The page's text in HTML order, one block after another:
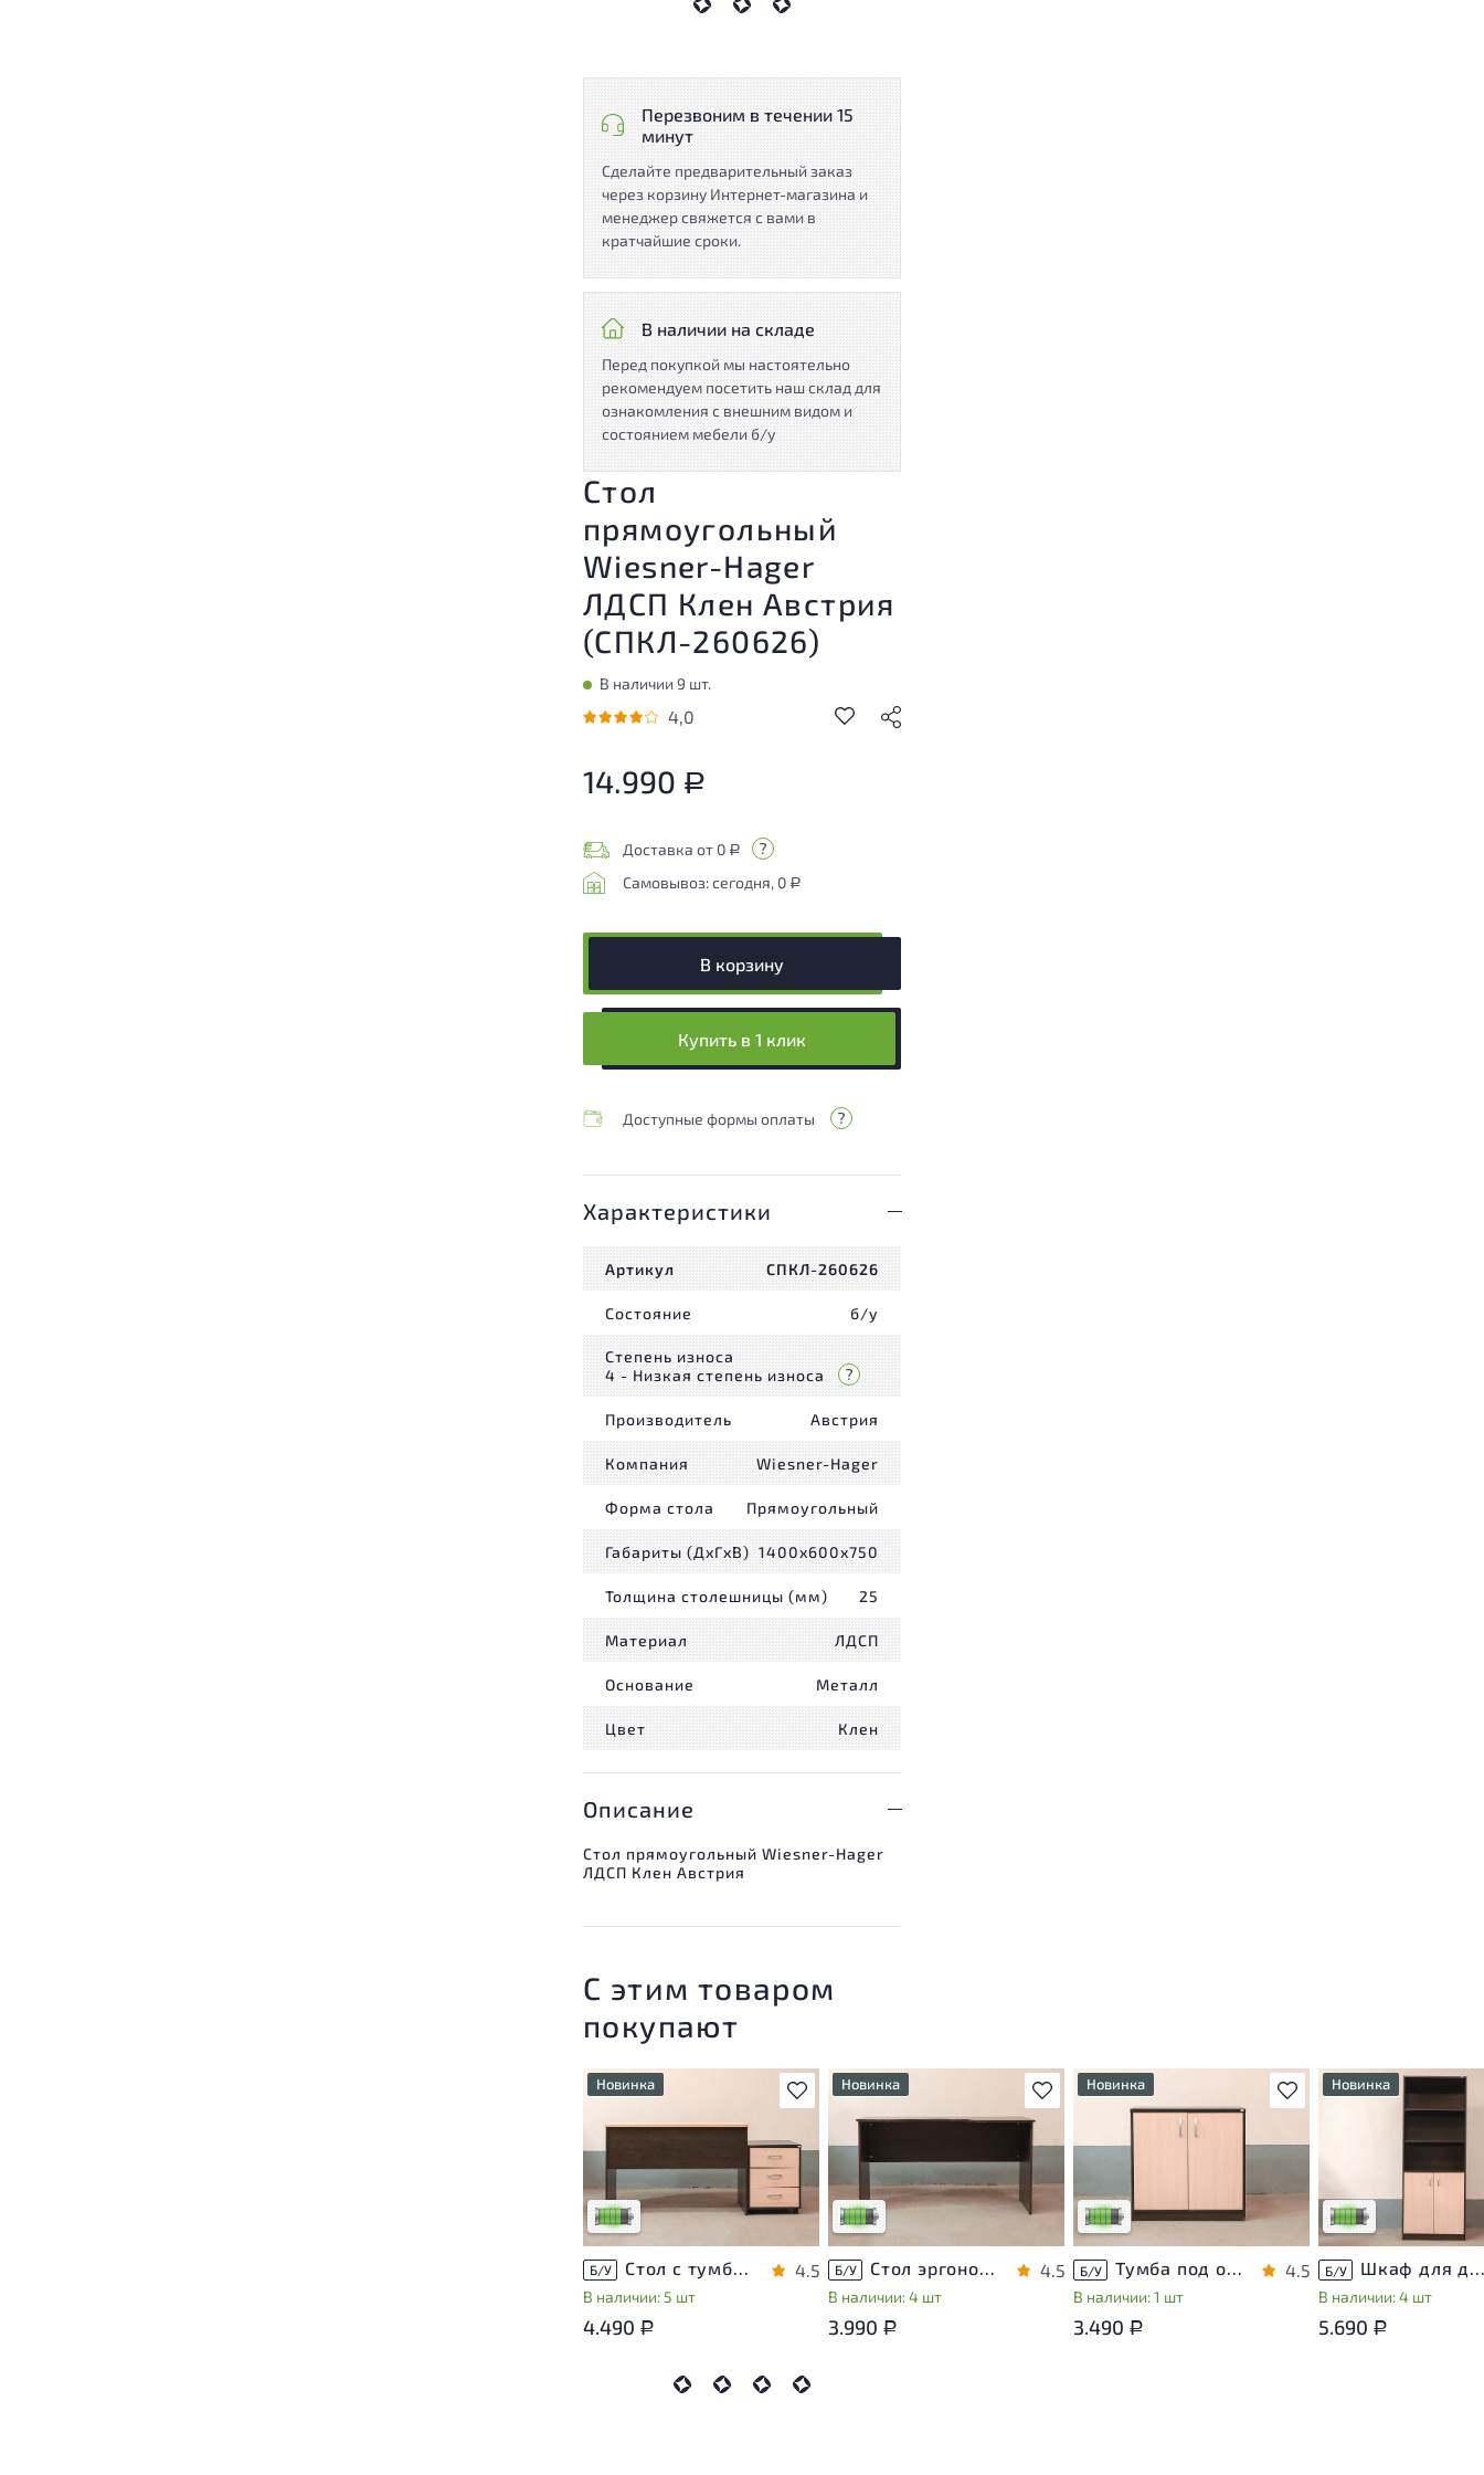
Перезвоним в течении 15
минут
Сделайте предварительный заказ
через корзину Интернет-магазина и
менеджер свяжется с вами в
кратчайшие сроки.
В наличии на складе
Перед покупкой мы настоятельно
рекомендуем посетить наш склад для
ознакомления с внешним видом и
состоянием мебели б/у
Стол
прямоугольный
Wiesner-Hager
ЛДСП Клен Австрия
(СПКЛ-260626)
В наличии 9 шт.
4,0
14.990 Р
Доставка от 0 Р
Самовывоз: сегодня, 0 Р
В корзину
Купить в 1 клик
Доступные формы оплаты
Характеристики
Артикул СПКЛ-260626
Состояние б/у
Степень износа
4 - Низкая степень износа
Производитель Австрия
Компания Wiesner-Hager
Форма стола Прямоугольный
Габариты (ДxГxВ) 1400x600x750
Толщина столешницы (мм) 25
Материал ЛДСП
Основание Металл
Цвет Клен
Описание
Стол прямоугольный Wiesner-Hager
ЛДСП Клен Австрия
С этим товаром
покупают
В избранное
Новинка
незначительные следы
эксплуатации, не влияющие
использования
Низкая степень износа
Б/У
В наличии: 5 шт
4.5
4.490 Р
В избранное
Новинка
У товара присутствуют
незначительные следы
эксплуатации, не влияющие
на удобство его
использования
Низкая степень износа
Б/У
В наличии: 4 шт
4.5
3.990 Р
В избранное
Новинка
У товара присутствуют
незначительные следы
эксплуатации, не влияющие
на удобство его
Низкая степень износа
Б/У Тумба под оргтехнику ЛДСП Венге
В наличии: 1 шт
4.5
3.490 Р
Новинка
эксплуатации, не
использования
Низкая степень
Б/У Шкаф для документов
В наличии: 4 шт
5.690 Р